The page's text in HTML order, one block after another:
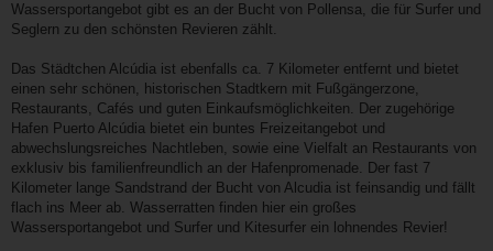
Wassersportangebot gibt es an der Bucht von Pollensa, die für Surfer und
Seglern zu den schönsten Revieren zählt.
Das Städtchen Alcúdia ist ebenfalls ca. 7 Kilometer entfernt und bietet
einen sehr schönen, historischen Stadtkern mit Fußgängerzone,
Restaurants, Cafés und guten Einkaufsmöglichkeiten. Der zugehörige
Hafen Puerto Alcúdia bietet ein buntes Freizeitangebot und
abwechslungsreiches Nachtleben, sowie eine Vielfalt an Restaurants von
exklusiv bis familienfreundlich an der Hafenpromenade. Der fast 7
Kilometer lange Sandstrand der Bucht von Alcudia ist feinsandig und fällt
flach ins Meer ab. Wasserratten finden hier ein großes
Wassersportangebot und Surfer und Kitesurfer ein lohnendes Revier!